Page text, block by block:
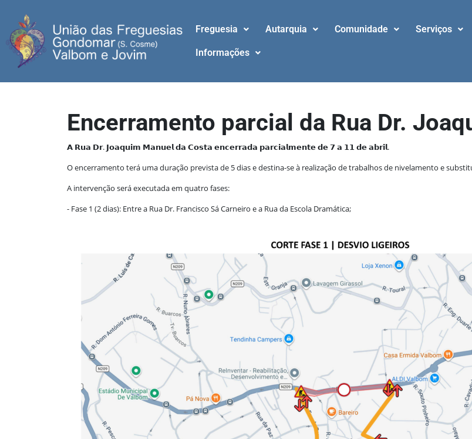
Freguesia Autarquia Comunidade Serviços
Informações
Encerramento parcial da Rua Dr.
𝗔 𝗥𝘂𝗮 𝗗𝗿. 𝗝𝗼𝗮𝗾𝘂𝗶𝗺 𝗠𝗮𝗻𝘂𝗲𝗹 𝗱𝗮 𝗖𝗼𝘀𝘁𝗮 𝗲𝗻𝗰𝗲𝗿𝗿𝗮𝗱𝗮 𝗽𝗮𝗿𝗰𝗶𝗮𝗹𝗺𝗲𝗻𝘁𝗲 𝗱𝗲 𝟳 𝗮 𝟭𝟭 𝗱𝗲 𝗮𝗯𝗿𝗶𝗹.
O encerramento terá uma duração prevista de 5 dias e destina-se à realização de trabalhos de nivelamento e
A intervenção será executada em quatro fases:
- Fase 1 (2 dias): Entre a Rua Dr. Francisco Sá Carneiro e a Rua da Escola Dramática;